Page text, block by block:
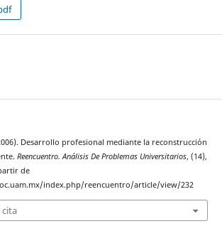
Desarrollo profesional mediante la reconstrucción
Reencuentro. Análisis De Problemas Universitarios, (14),
de
index.php/reencuentro/article/view/232
cita